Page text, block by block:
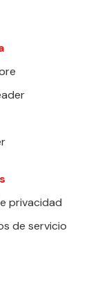
privacidad
de servicio